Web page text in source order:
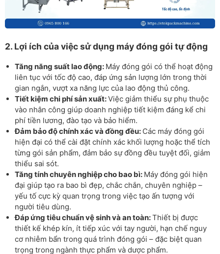
2. Lợi ích của việc sử dụng máy đóng gói tự động
Tăng năng suất lao động: Máy đóng gói có thể hoạt động
liên tục với tốc độ cao, đáp ứng sản lượng lớn trong thời
gian ngắn, vượt xa năng lực của lao động thủ công.
Tiết kiệm chi phí sản xuất:Việc giảm thiểu sự phụ thuộc
vào nhân công giúp doanh nghiệp tiết kiệm đáng kể chi
phí tiền lương, đào tạo và bảo hiểm.
Đảm bảo độ chính xác và đồng đều: Các máy đóng gói
hiện đại có thể cài đặt chính xác khối lượng hoặc thể tích
từng gói sản phẩm, đảm bảo sự đồng đều tuyệt đối, giảm
thiểu sai sót.
Tăng tính chuyên nghiệp cho bao bì: Máy đóng gói hiện
đại giúp tạo ra bao bì đẹp, chắc chắn, chuyên nghiệp –
yếu tố cực kỳ quan trọng trong việc tạo ấn tượng với
người tiêu dùng.
Đáp ứng tiêu chuẩn vệ sinh và an toàn:Thiết bị được
thiết kế khép kín, ít tiếp xúc với tay người, hạn chế nguy
cơ nhiễm bẩn trong quá trình đóng gói – đặc biệt quan
trọng trong ngành thực phẩm và dược phẩm.